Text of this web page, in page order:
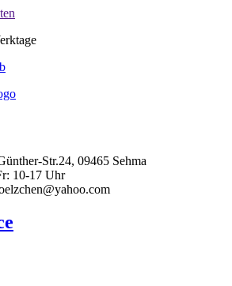
Str.24, 09465 Sehma
10-17 Uhr